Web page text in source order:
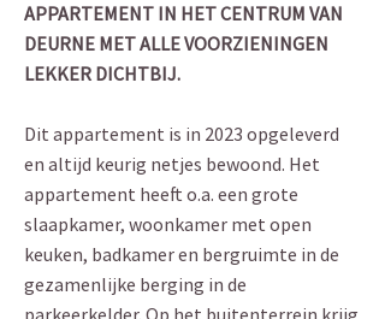
APPARTEMENT IN HET CENTRUM VAN
DEURNE MET ALLE VOORZIENINGEN
LEKKER DICHTBIJ.
Dit appartement is in 2023 opgeleverd
en altijd keurig netjes bewoond. Het
appartement heeft o.a. een grote
slaapkamer, woonkamer met open
keuken, badkamer en bergruimte in de
gezamenlijke berging in de
parkeerkelder. Op het buitenterrein krijg